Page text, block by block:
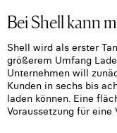
Bei Shell kann
Shell wird als erster
größerem Umfang
Unternehmen will
Kunden in sechs bis
laden können. Eine
Voraussetzung für